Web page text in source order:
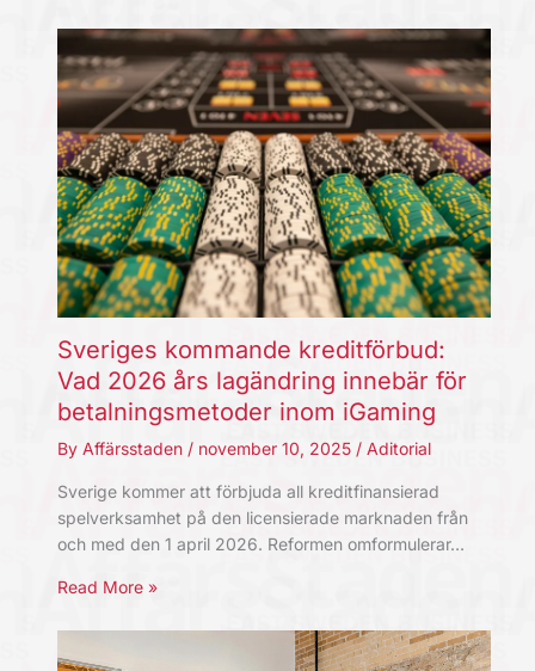
Sveriges kommande kreditförbud:
Vad 2026 års lagändring innebär för
betalningsmetoder inom iGaming
By Affärsstaden / november 10, 2025 / Aditorial
Sverige kommer att förbjuda all kreditfinansierad
spelverksamhet på den licensierade marknaden från
och med den 1 april 2026. Reformen omformulerar…
Read More »